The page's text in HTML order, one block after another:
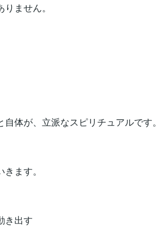
ません。
体が、立派なスピリチュアルです。
ます。
き出す